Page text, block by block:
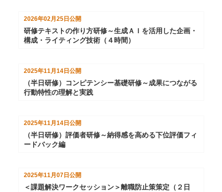
2026年02月25日公開
研修テキストの作り方研修～生成ＡＩを活用した企画・
構成・ライティング技術（４時間）
2025年11月14日 公開
（半日研修）コンピテンシー基礎研修～成果につながる
行動特性の理解と実践
2025年11月14日 公開
（半日研修）評価者研修～納得感を高める下位評価フィ
ードバック編
2025年11月07日 公開
＜課題解決ワークセッション＞離職防止策策定（２日